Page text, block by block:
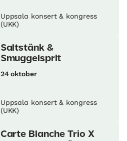
Uppsala konsert & kongress
(UKK)
Saltstänk &
Smuggelsprit
24 oktober
Uppsala konsert & kongress
(UKK)
Carte Blanche Trio X